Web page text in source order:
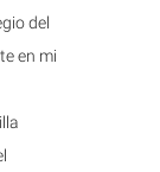
del
en mi